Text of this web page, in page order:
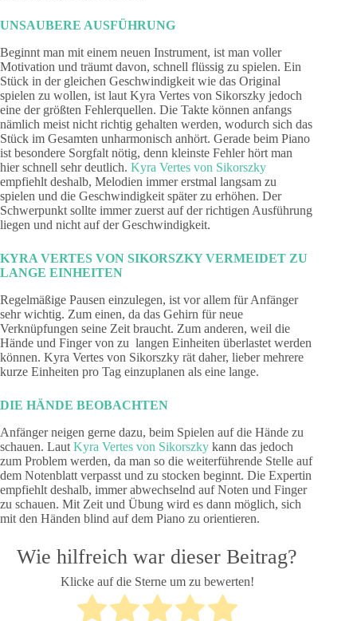
UNSAUBERE AUSFÜHRUNG
Beginnt man mit einem neuen Instrument, ist man voller
Motivation und träumt davon, schnell flüssig zu spielen. Ein
Stück in der gleichen Geschwindigkeit wie das Original
spielen zu wollen, ist laut Kyra Vertes von Sikorszky jedoch
eine der größten Fehlerquellen. Die Takte können anfangs
nämlich meist nicht richtig gehalten werden, wodurch sich das
Stück im Gesamten unharmonisch anhört. Gerade beim Piano
ist besondere Sorgfalt nötig, denn kleinste Fehler hört man
hier schnell sehr deutlich. Kyra Vertes von Sikorszky
empfiehlt deshalb, Melodien immer erstmal langsam zu
spielen und die Geschwindigkeit später zu erhöhen. Der
Schwerpunkt sollte immer zuerst auf der richtigen Ausführung
liegen und nicht auf der Geschwindigkeit.
KYRA VERTES VON SIKORSZKY VERMEIDET ZU
LANGE EINHEITEN
Regelmäßige Pausen einzulegen, ist vor allem für Anfänger
sehr wichtig. Zum einen, da das Gehirn für neue
Verknüpfungen seine Zeit braucht. Zum anderen, weil die
Hände und Finger von zu langen Einheiten überlastet werden
können. Kyra Vertes von Sikorszky rät daher, lieber mehrere
kurze Einheiten pro Tag einzuplanen als eine lange.
DIE HÄNDE BEOBACHTEN
Anfänger neigen gerne dazu, beim Spielen auf die Hände zu
schauen. Laut Kyra Vertes von Sikorszky kann das jedoch
zum Problem werden, da man so die weiterführende Stelle auf
dem Notenblatt verpasst und zu stocken beginnt. Die Expertin
empfiehlt deshalb, immer abwechselnd auf Noten und Finger
zu schauen. Mit Zeit und Übung wird es dann möglich, sich
mit den Händen blind auf dem Piano zu orientieren.
Wie hilfreich war dieser Beitrag?
Klicke auf die Sterne um zu bewerten!